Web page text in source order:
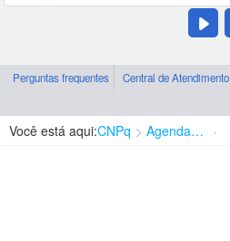
Perguntas frequentes Central de Atendimento
Você está aqui:CNPq Agenda de autoridades